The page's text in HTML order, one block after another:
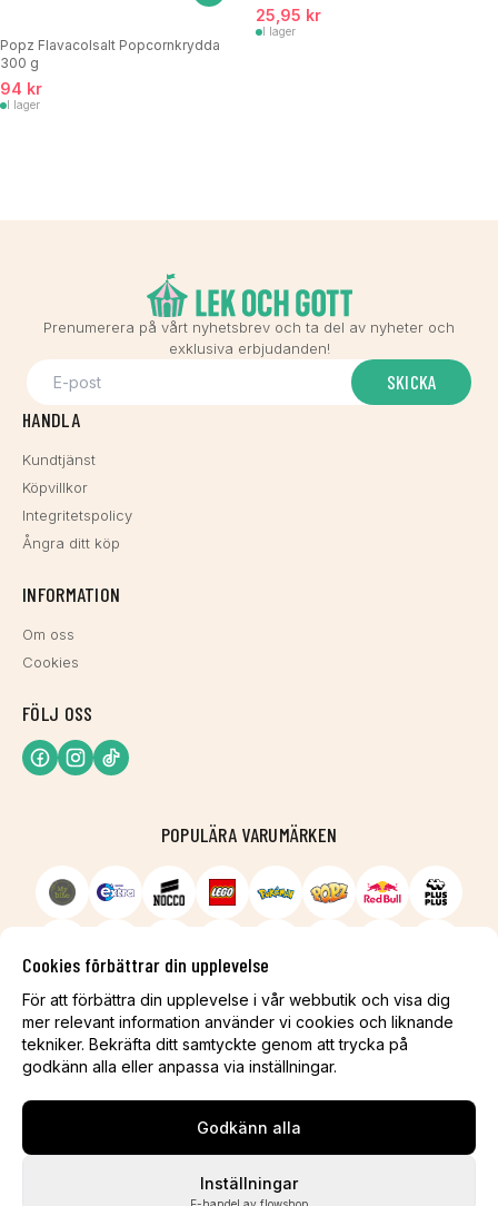
Cookies förbättrar din upplevelse
För att förbättra din upplevelse i vår webbutik och visa dig
mer relevant information använder vi cookies och liknande
tekniker. Bekräfta ditt samtyckte genom att trycka på
godkänn alla eller anpassa via inställningar.
Inställningar
Godkänn alla
Popz Flavacolsalt Popcornkrydda
300 g
94 kr
I lager
25,95 kr
I lager
Prenumerera på vårt nyhetsbrev och ta del av nyheter och
exklusiva erbjudanden!
SKICKA
HANDLA
Kundtjänst
Köpvillkor
Integritetspolicy
Ångra ditt köp
INFORMATION
Om oss
Cookies
FÖLJ OSS
POPULÄRA VARUMÄRKEN